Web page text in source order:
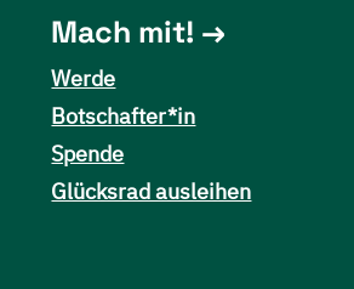
Mach mit!
Werde
Botschafter*in
Spende
Glücksrad ausleihen